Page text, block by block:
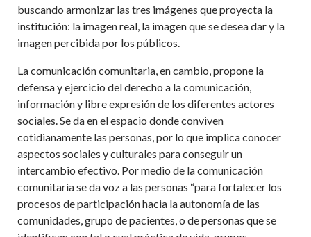
buscando armonizar las tres imágenes que proyecta la
institución: la imagen real, la imagen que se desea dar y la
imagen percibida por los públicos.
La comunicación comunitaria, en cambio, propone la
defensa y ejercicio del derecho a la comunicación,
información y libre expresión de los diferentes actores
sociales. Se da en el espacio donde conviven
cotidianamente las personas, por lo que implica conocer
aspectos sociales y culturales para conseguir un
intercambio efectivo. Por medio de la comunicación
comunitaria se da voz a las personas “para fortalecer los
procesos de participación hacia la autonomía de las
comunidades, grupo de pacientes, o de personas que se